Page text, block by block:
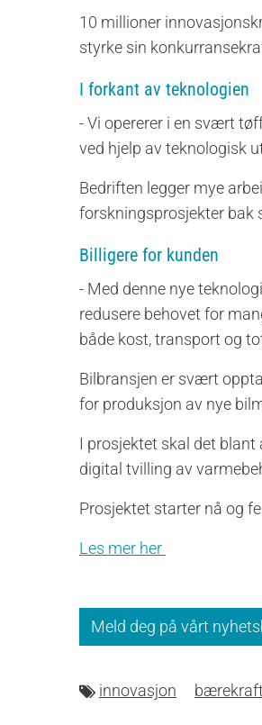
10 millioner
styrke sin
I forkant av teknologien
- Vi opererer i en svært
ved hjelp av teknologisk
Bedriften legger mye
forskningsprosjekter bak
Billigere for kunden
- Med denne nye
redusere behovet for
både kost, transport og
Bilbransjen er svært
for produksjon av nye
I prosjektet skal det
digital tvilling av
Prosjektet starter nå og
Les mer her
Meld deg på vårt
innovasjon bærekraft